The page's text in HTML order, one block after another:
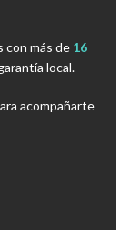
con más de 16
local.
acompañarte